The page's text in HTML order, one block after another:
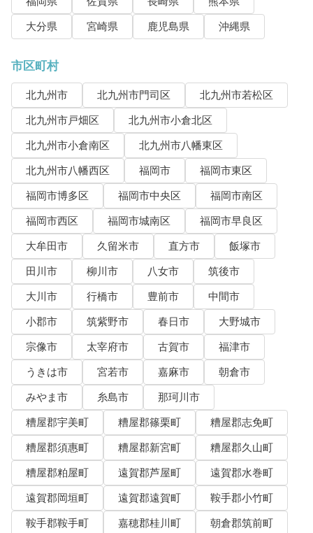
大分県
宮崎県 鹿児島県 沖縄県
市区町村
北九州市 北九州市門司区
北九州市若松区
北九州市戸畑区
北九州市小倉北区
北九州市小倉南区
北九州市八幡東区
北九州市八幡西区
福岡市
福岡市東区
福岡市博多区
福岡市中央区
福岡市南区
福岡市西区
福岡市城南区
福岡市早良区
大牟田市
久留米市 直方市
飯塚市
田川市
柳川市 八女市
筑後市
大川市
行橋市 豊前市
中間市
小郡市
筑紫野市 春日市
大野城市
宗像市
太宰府市 古賀市
福津市
うきは市
宮若市 嘉麻市
朝倉市
みやま市
糸島市
那珂川市
糟屋郡宇美町
糟屋郡篠栗町
糟屋郡志免町
糟屋郡須惠町
糟屋郡新宮町
糟屋郡久山町
糟屋郡粕屋町
遠賀郡芦屋町
遠賀郡水巻町
遠賀郡岡垣町
遠賀郡遠賀町
鞍手郡小竹町
鞍手郡鞍手町
嘉穂郡桂川町
朝倉郡筑前町